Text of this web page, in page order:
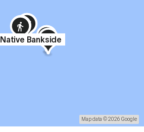
Native Bankside
Map data © 2026 Google